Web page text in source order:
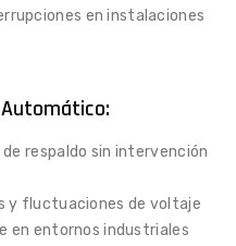
en instalaciones
respaldo sin intervención
y fluctuaciones de voltaje
en entornos industriales